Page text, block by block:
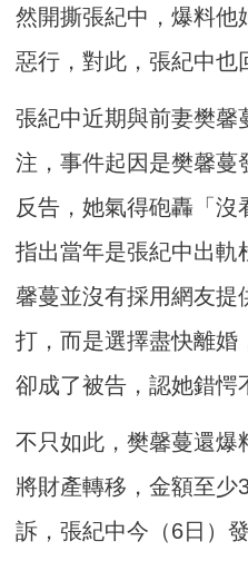
然開撕張紀中，爆料他
惡行，對此，張紀中也
張紀中近期與前妻樊馨
注，事件起因是樊馨蔓
反告，她氣得砲轟「沒
指出當年是張紀中出軌
馨蔓並沒有採用網友提
打，而是選擇盡快離婚
卻成了被告，認她錯愕
不只如此，樊馨蔓還爆
將財產轉移，金額至少
訴，張紀中今（6日）